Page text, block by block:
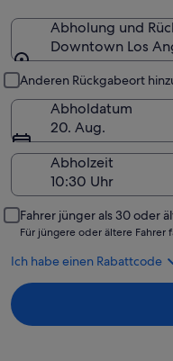
Abholung und
Downtown Los
Anderen Rückgabeort
Abholdatum
20. Aug.
Abholzeit
Fahrer jünger als 30 oder
Für jüngere oder ältere
Ich habe einen Rabattcode